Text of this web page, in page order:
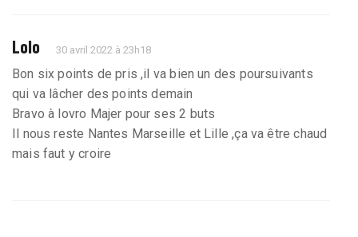
Lolo 30 avril 2022 à 23h18
Bon six points de pris ,il va bien un des poursuivants
qui va lâcher des points demain
Bravo à lovro Majer pour ses 2 buts
Il nous reste Nantes Marseille et Lille ,ça va être chaud
mais faut y croire